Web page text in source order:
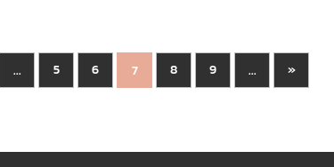
... 5 6 7 8 9 ... »